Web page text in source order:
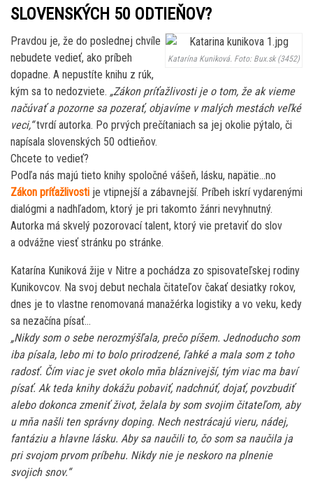
SLOVENSKÝCH 50 ODTIEŇOV?
Katarína Kuniková. Foto: Bux.sk (3452)
Pravdou je, že do poslednej chvíle
nebudete vedieť, ako príbeh
dopadne. A nepustíte knihu z rúk,
kým sa to nedozviete. „Zákon príťažlivosti je o tom, že ak vieme
načúvať a pozorne sa pozerať, objavíme v malých mestách veľké
veci,“tvrdí autorka. Po prvých prečítaniach sa jej okolie pýtalo, či
napísala slovenských 50 odtieňov.
Chcete to vedieť?
Podľa nás majú tieto knihy spoločné vášeň, lásku, napätie…no
Zákon príťažlivosti je vtipnejší a zábavnejší. Príbeh iskrí vydarenými
dialógmi a nadhľadom, ktorý je pri takomto žánri nevyhnutný.
Autorka má skvelý pozorovací talent, ktorý vie pretaviť do slov
a odvážne viesť stránku po stránke.
Katarína Kuniková žije v Nitre a pochádza zo spisovateľskej rodiny
Kunikovcov. Na svoj debut nechala čitateľov čakať desiatky rokov,
dnes je to vlastne renomovaná manažérka logistiky a vo veku, kedy
sa nezačína písať…
„Nikdy som o sebe nerozmýšľala, prečo píšem. Jednoducho som
iba písala, lebo mi to bolo prirodzené, ľahké a mala som z toho
radosť. Čím viac je svet okolo mňa bláznivejší, tým viac ma baví
písať. Ak teda knihy dokážu pobaviť, nadchnúť, dojať, povzbudiť
alebo dokonca zmeniť život, želala by som svojim čitateľom, aby
u mňa našli ten správny doping. Nech nestrácajú vieru, nádej,
fantáziu a hlavne lásku. Aby sa naučili to, čo som sa naučila ja
pri svojom prvom príbehu. Nikdy nie je neskoro na plnenie
svojich snov.“